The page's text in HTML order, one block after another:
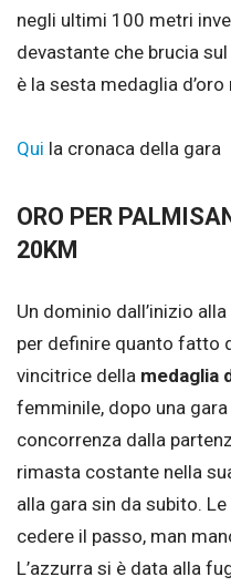
negli ultimi 100 metri
devastante che brucia
è la sesta medaglia d’oro
Qui la cronaca della gara
ORO PER
20KM
Un dominio dall’inizio
per definire quanto fatto
vincitrice della medaglia
femminile, dopo una
concorrenza dalla
rimasta costante nella
alla gara sin da subito.
cedere il passo, man
L’azzurra si è data alla